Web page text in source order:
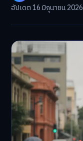
อัปเดต 16 มิถุนายน 2026